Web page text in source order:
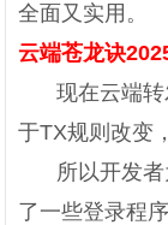
全面又实用。
云端苍龙诀
现在云端
于TX规则改变
所以开发
了一些登录程